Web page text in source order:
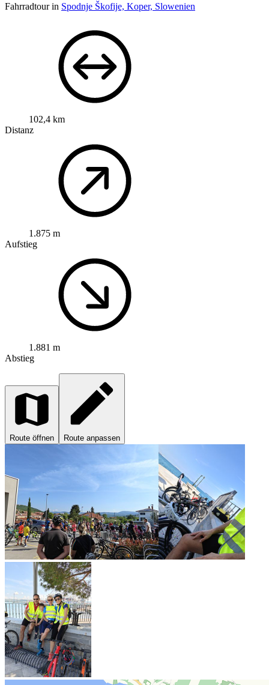
Fahrradtour in Spodnje Škofije, Koper, Slowenien
102,4 km
Distanz
1.875 m
Aufstieg
1.881 m
Abstieg
Route öffnen Route anpassen